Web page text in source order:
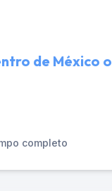
de México o
completo